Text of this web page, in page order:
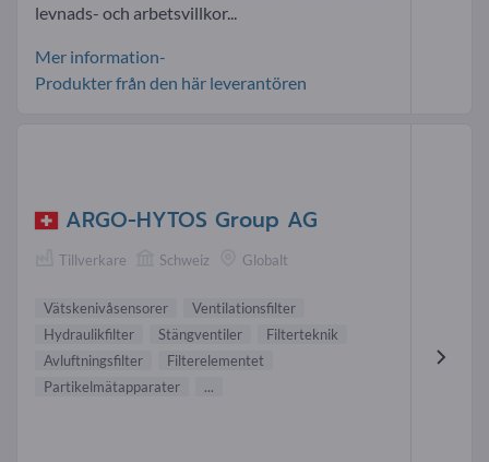
levnads- och arbetsvillkor...
Mer information-
Produkter från den här leverantören
ARGO-HYTOS Group AG
Tillverkare Schweiz Globalt
Vätskenivåsensorer
Ventilationsfilter
Hydraulikfilter
Stängventiler
Filterteknik
Avluftningsfilter
Filterelementet
Partikelmätapparater
...